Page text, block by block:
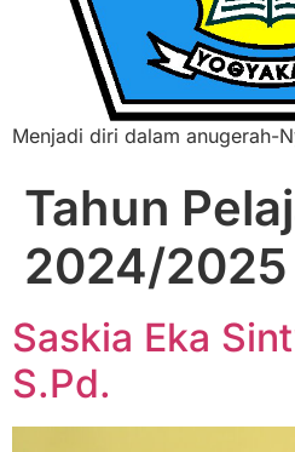
Menjadi diri dalam anugerah-
Tahun
2024/2025
Saskia Eka
S.Pd.